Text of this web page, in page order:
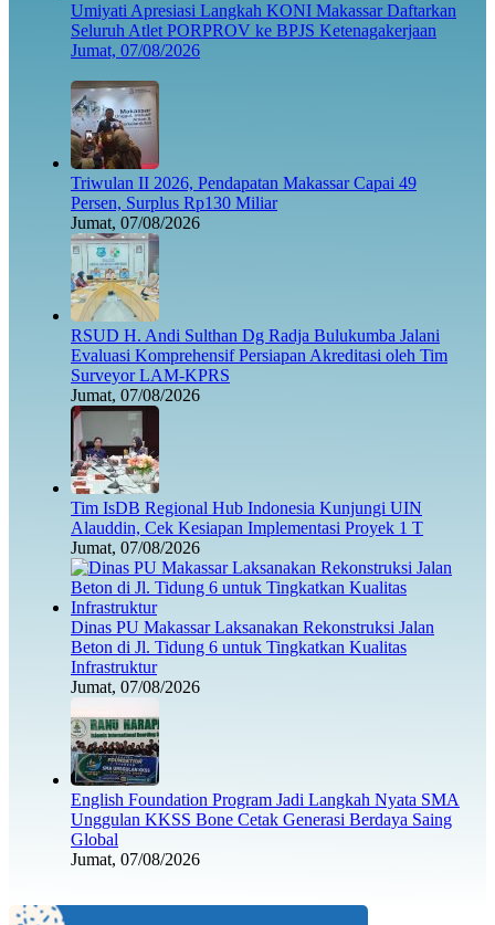
Umiyati Apresiasi Langkah KONI Makassar Daftarkan
Seluruh Atlet PORPROV ke BPJS Ketenagakerjaan
Jumat, 07/08/2026
Triwulan II 2026, Pendapatan Makassar Capai 49
Persen, Surplus Rp130 Miliar
Jumat, 07/08/2026
RSUD H. Andi Sulthan Dg Radja Bulukumba Jalani
Evaluasi Komprehensif Persiapan Akreditasi oleh Tim
Surveyor LAM-KPRS
Jumat, 07/08/2026
Tim IsDB Regional Hub Indonesia Kunjungi UIN
Alauddin, Cek Kesiapan Implementasi Proyek 1 T
Jumat, 07/08/2026
Dinas PU Makassar Laksanakan Rekonstruksi Jalan
Beton di Jl. Tidung 6 untuk Tingkatkan Kualitas
Infrastruktur
Jumat, 07/08/2026
English Foundation Program Jadi Langkah Nyata SMA
Unggulan KKSS Bone Cetak Generasi Berdaya Saing
Global
Jumat, 07/08/2026